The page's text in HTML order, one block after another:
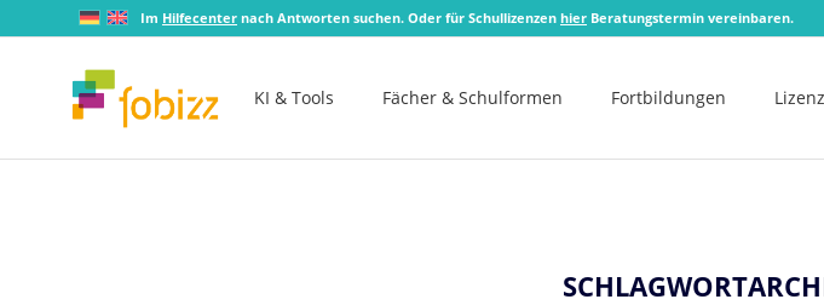
Im Hilfecenter nach Antworten suchen. Oder für Schullizenzen hier Beratungstermin vereinbaren.
KI & Tools Fächer & Schulformen Fortbildungen